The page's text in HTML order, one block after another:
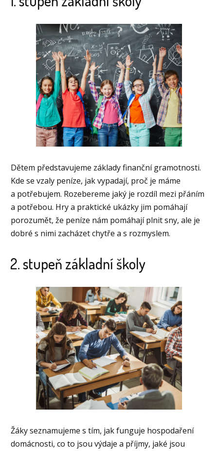
Dětem představujeme základy finanční gramotnosti.
Kde se vzaly peníze, jak vypadají, proč je máme
a potřebujem. Rozebereme jaký je rozdíl mezi přáním
a potřebou. Hry a praktické ukázky jim pomáhají
porozumět, že peníze nám pomáhají plnit sny, ale je
dobré s nimi zacházet chytře a s rozmyslem.
2. stupeň základní školy
Žáky seznamujeme s tím, jak funguje hospodaření
domácnosti, co to jsou výdaje a příjmy, jaké jsou